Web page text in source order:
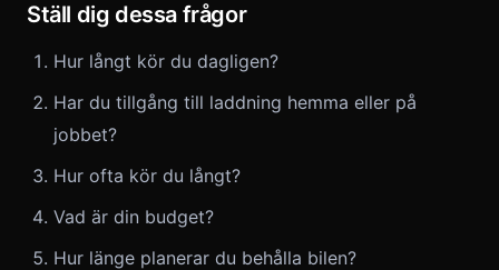
Ställ dig dessa frågor
Hur långt kör du dagligen?
Har du tillgång till laddning hemma eller på
jobbet?
Hur ofta kör du långt?
Vad är din budget?
Hur länge planerar du behålla bilen?